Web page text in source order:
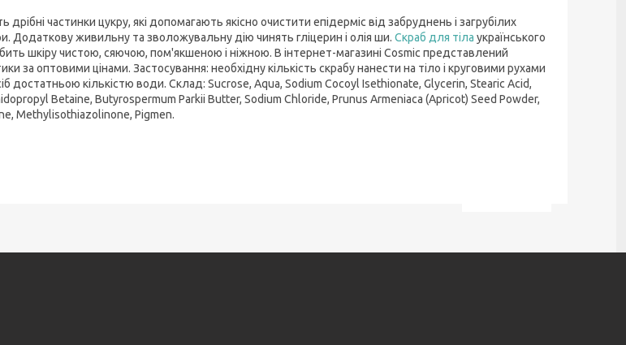
дрібні частинки цукру, які допомагають якісно очистити епідерміс від забруднень і загрубілих
Додаткову живильну та зволожувальну дію чинять гліцерин і олія ши. Скраб для тіла українського
шкіру чистою, сяючою, пом'якшеною і ніжною. В інтернет-магазині Cosmic представлений
за оптовими цінами. Застосування: необхідну кількість скрабу нанести на тіло і круговими рухами
достатньою кількістю води. Склад: Sucrose, Aqua, Sodium Cocoyl Isethionate, Glycerin, Stearic Acid,
Betaine, Butyrospermum Parkii Butter, Sodium Chloride, Prunus Armeniaca (Apricot) Seed Powder,
Methylisothiazolinone, Pigmen.